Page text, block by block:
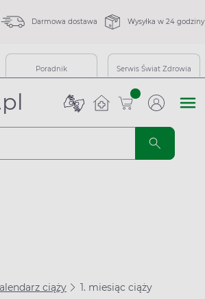
Darmowa dostawa Wysyłka w 24 godziny
Poradnik Serwis Świat Zdrowia
sztuk
ciąży 1. miesiąc ciąży